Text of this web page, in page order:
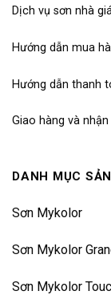
Dịch vụ sơn nhà
Hướng dẫn mua
Hướng dẫn thanh
Giao hàng và nhận
DANH MỤC
Sơn Mykolor
Sơn Mykolor
Sơn Mykolor